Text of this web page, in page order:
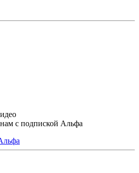
с подпиской Альфа